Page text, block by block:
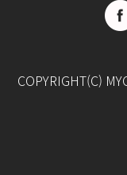
COPYRIGHT(C)